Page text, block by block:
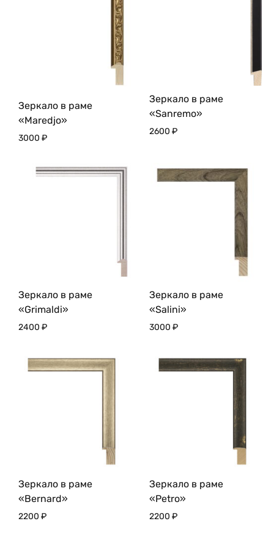
Зеркало в раме
«Maredjo»
3000 ₽
Зеркало в раме
«Sanremo»
2600 ₽
Зеркало в раме
«Grimaldi»
2400 ₽
Зеркало в раме
«Salini»
3000 ₽
Зеркало в раме
«Bernard»
2200 ₽
Зеркало в раме
«Petro»
2200 ₽